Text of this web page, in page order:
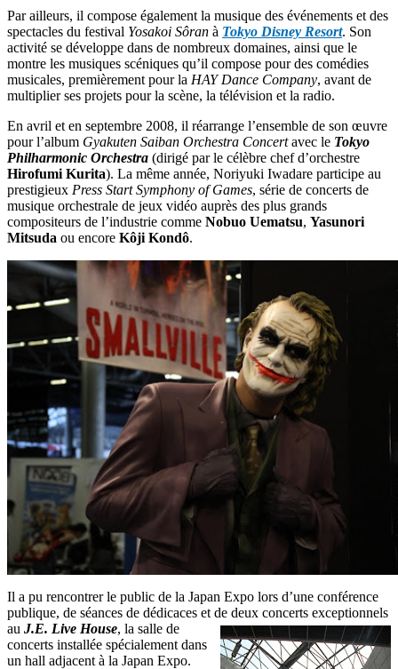
Par ailleurs, il compose également la musique des événements et des
spectacles du festival Yosakoi Sôran à Tokyo Disney Resort. Son
activité se développe dans de nombreux domaines, ainsi que le
montre les musiques scéniques qu’il compose pour des comédies
musicales, premièrement pour la HAY Dance Company, avant de
multiplier ses projets pour la scène, la télévision et la radio.
En avril et en septembre 2008, il réarrange l’ensemble de son œuvre
pour l’album Gyakuten Saiban Orchestra Concertavec le Tokyo
Philharmonic Orchestra (dirigé par le célèbre chef d’orchestre
Hirofumi Kurita). La même année, Noriyuki Iwadare participe au
prestigieux Press Start Symphony of Games, série de concerts de
musique orchestrale de jeux vidéo auprès des plus grands
compositeurs de l’industrie comme Nobuo Uematsu, Yasunori
Mitsuda ou encore Kôji Kondô.
Il a pu rencontrer le public de la Japan Expo lors d’une conférence
publique, de séances de dédicaces et de deux concerts exceptionnels
au J.E. Live House, la salle de
concerts installée spécialement dans
un hall adjacent à la Japan Expo.